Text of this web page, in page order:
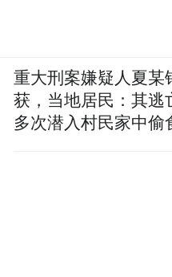
重大刑案嫌疑人夏某
获，当地居民：其逃
多次潜入村民家中偷